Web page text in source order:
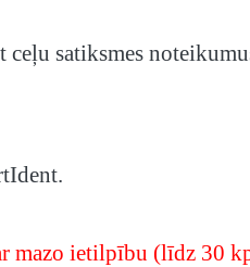
satiksmes
ietilpību (līdz 30